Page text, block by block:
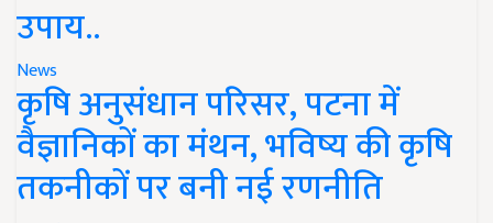
उपाय..
News
कृषि अनुसंधान परिसर, पटना में
वैज्ञानिकों का मंथन, भविष्य की कृषि
तकनीकों पर बनी नई रणनीति